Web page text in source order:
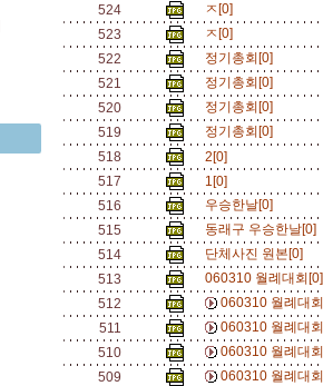
524
ㅈ[0]
523
ㅈ[0]
522
정기총회[0]
521
정기총회[0]
520
정기총회[0]
519
정기총회[0]
518
2[0]
517
1[0]
516
우승한날[0]
515
동래구 우승한날[0]
514
단체사진 원본[0]
513
060310 월례대회
512
060310 월례대
511
060310 월례대
510
060310 월례대
509
060310 월례대